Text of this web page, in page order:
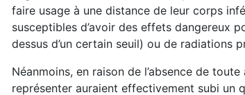
faire usage à une distance de leur corps
susceptibles d’avoir des effets dangereux
dessus d’un certain seuil) ou de radiations
Néanmoins, en raison de l’absence de
représenter auraient effectivement subi un